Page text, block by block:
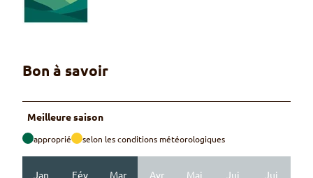
Bon à savoir
Meilleure saison
approprié selon les conditions météorologiques
Jan Fév Mar Avr Mai Jui Jui